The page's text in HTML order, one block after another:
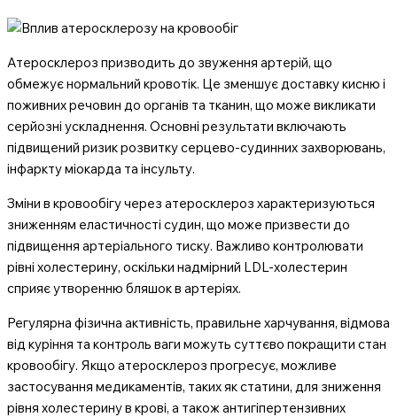
Атеросклероз призводить до звуження артерій, що
обмежує нормальний кровотік. Це зменшує доставку кисню і
поживних речовин до органів та тканин, що може викликати
серйозні ускладнення. Основні результати включають
підвищений ризик розвитку серцево-судинних захворювань,
інфаркту міокарда та інсульту.
Зміни в кровообігу через атеросклероз характеризуються
зниженням еластичності судин, що може призвести до
підвищення артеріального тиску. Важливо контролювати
рівні холестерину, оскільки надмірний LDL-холестерин
сприяє утворенню бляшок в артеріях.
Регулярна фізична активність, правильне харчування, відмова
від куріння та контроль ваги можуть суттєво покращити стан
кровообігу. Якщо атеросклероз прогресує, можливе
застосування медикаментів, таких як статини, для зниження
рівня холестерину в крові, а також антигіпертензивних